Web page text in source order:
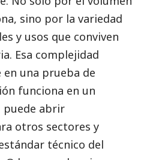
sino por la variedad
y usos que conviven
Esa complejidad
en una prueba de
funciona en un
puede abrir
otros sectores y
técnico del